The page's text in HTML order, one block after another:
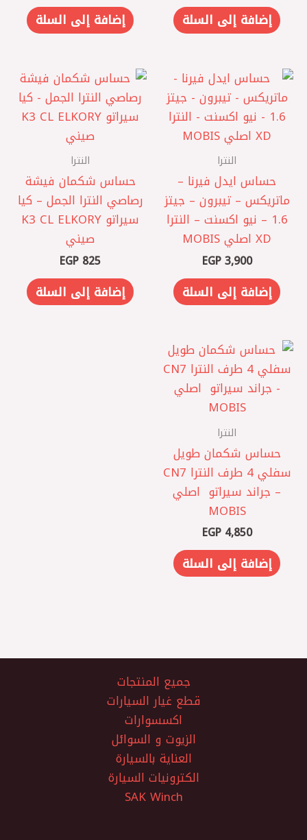
إضافة إلى السلة إضافة إلى السلة
النترا
حساس ايدل فيرنا –
ماتريكس – تيبرون – جيتز
1.6 – نيو اكسنت – النترا
XD اصلي MOBIS
EGP3,900
إضافة إلى السلة
النترا
حساس شكمان فيشة
رصاصي النترا الجمل – كيا
سيراتو K3 CL ELKORY
صيني
EGP 825
إضافة إلى السلة
النترا
حساس شكمان طويل
سفلي 4 طرف النترا CN7
– جراند سيراتو ‏ اصلي
MOBIS
EGP4,850
إضافة إلى السلة
جميع المنتجات
قطع غيار السيارات
اكسسوارات
الزيوت و السوائل
العناية بالسيارة
الكترونيات السيارة
SAK Winch